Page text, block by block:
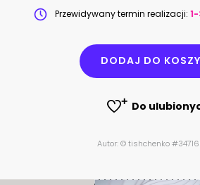
Przewidywany termin realizacji:
DODAJ DO
Do
Autor: © tishchenko